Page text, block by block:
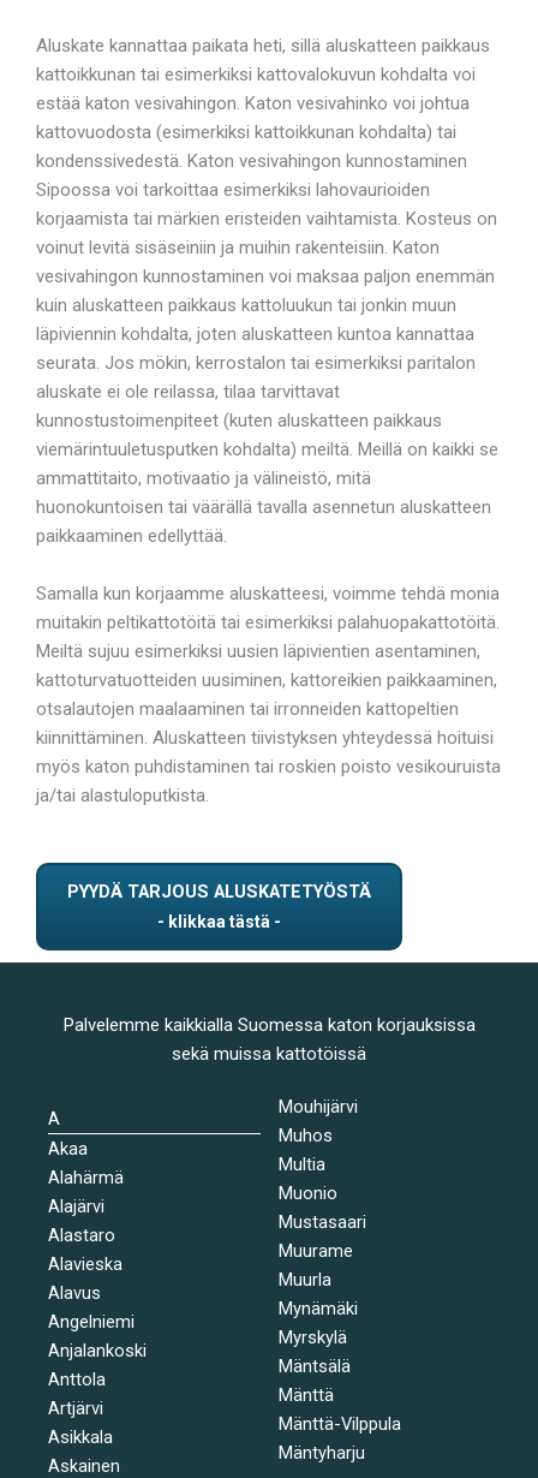
Aluskate kannattaa paikata heti, sillä aluskatteen paikkaus
kattoikkunan tai esimerkiksi kattovalokuvun kohdalta voi
estää katon vesivahingon. Katon vesivahinko voi johtua
kattovuodosta (esimerkiksi kattoikkunan kohdalta) tai
kondenssivedestä. Katon vesivahingon kunnostaminen
Sipoossa voi tarkoittaa esimerkiksi lahovaurioiden
korjaamista tai märkien eristeiden vaihtamista. Kosteus on
voinut levitä sisäseiniin ja muihin rakenteisiin. Katon
vesivahingon kunnostaminen voi maksaa paljon enemmän
kuin aluskatteen paikkaus kattoluukun tai jonkin muun
läpiviennin kohdalta, joten aluskatteen kuntoa kannattaa
seurata. Jos mökin, kerrostalon tai esimerkiksi paritalon
aluskate ei ole reilassa, tilaa tarvittavat
kunnostustoimenpiteet (kuten aluskatteen paikkaus
viemärintuuletusputken kohdalta) meiltä. Meillä on kaikki se
ammattitaito, motivaatio ja välineistö, mitä
huonokuntoisen tai väärällä tavalla asennetun aluskatteen
paikkaaminen edellyttää.
Samalla kun korjaamme aluskatteesi, voimme tehdä monia
muitakin peltikattotöitä tai esimerkiksi palahuopakattotöitä.
Meiltä sujuu esimerkiksi uusien läpivientien asentaminen,
kattoturvatuotteiden uusiminen, kattoreikien paikkaaminen,
otsalautojen maalaaminen tai irronneiden kattopeltien
kiinnittäminen. Aluskatteen tiivistyksen yhteydessä hoituisi
myös katon puhdistaminen tai roskien poisto vesikouruista
ja/tai alastuloputkista.
PYYDÄ TARJOUS ALUSKATETYÖSTÄ
Palvelemme kaikkialla Suomessa katon korjauksissa
sekä muissa kattotöissä
A
Akaa
Alahärmä
Alajärvi
Alastaro
Alavieska
Alavus
Angelniemi
Anjalankoski
Anttola
Artjärvi
Asikkala
Askainen
Mouhijärvi
Muhos
Multia
Muonio
Mustasaari
Muurame
Muurla
Mynämäki
Myrskylä
Mäntsälä
Mänttä
Mänttä-Vilppula
Mäntyharju